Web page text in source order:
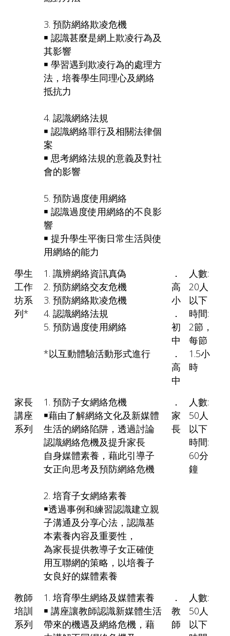
3. 預防網絡欺凌危機
￭ 認識甚麼是網上欺凌行為及
其影響
￭ 學習遇到欺凌行為的處理方
法，培養學生同理心及網絡
抵抗力
4. 認識網絡法規
￭ 認識網絡罪行及相關法律個
案
￭ 思考網絡法規的意義及對社
會的影響
5. 預防過度使用網絡
￭ 認識過度使用網絡的不良影
響
￭ 提升學生平衡日常生活與使
用網絡的能力
學生
工作
坊系
列*
1. 識辨網絡資訊真偽
2. 預防網絡交友危機
3. 預防網絡欺凌危機
4. 認識網絡法規
5. 預防過度使用網絡
*以互動體驗活動形式進行
．
高
小
．
初
中
．
高
中
人數:
20人
以下
時間:
2節，
每節
1.5小
時
家長
講座
系列
1. 預防子女網絡危機
￭藉由了解網絡文化及新媒體
生活的網絡陷阱，透過討論
認識網絡危機及提升家長
自身媒體素養，藉此引導子
女正向思考及預防網絡危機
2. 培育子女網絡素養
￭透過事例和練習認識建立親
子溝通及分享心法，認識基
本素養內容及重要性，
為家長提供教導子女正確使
用互聯網的策略，以培養子
女良好的媒體素養
．
家
長
人數:
50人
以下
時間:
60分
鐘
教師
培訓
系列
1. 培育學生網絡及媒體素養
￭ 講座讓教師認識新媒體生活
帶來的機遇及網絡危機，藉
．
教
師
人數:
50人
以下